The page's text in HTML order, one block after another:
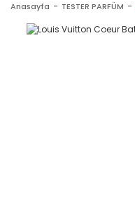
Anasayfa TESTER PARFÜM